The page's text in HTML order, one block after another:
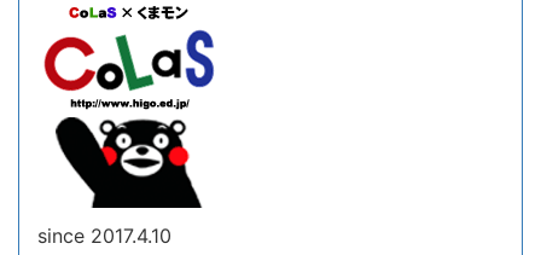
since 2017.4.10